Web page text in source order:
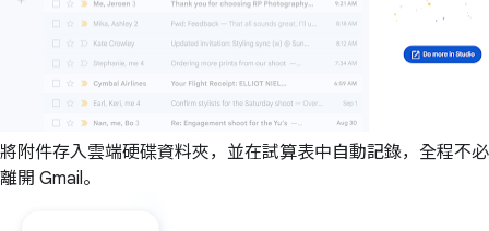
將附件存入雲端硬碟資料夾，並在試算表中自動記錄，全程不必
離開 Gmail。